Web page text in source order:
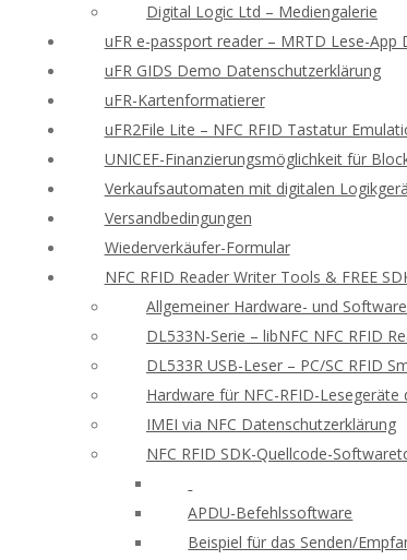
Digital Logic Ltd – Mediengalerie
uFR e-passport reader – MRTD Lese-App
uFR GIDS Demo Datenschutzerklärung
uFR-Kartenformatierer
uFR2File Lite – NFC RFID Tastatur
UNICEF-Finanzierungsmöglichkeit für
Verkaufsautomaten mit digitalen
Versandbedingungen
Wiederverkäufer-Formular
NFC RFID Reader Writer Tools & FREE
Allgemeiner Hardware- und
DL533N-Serie – libNFC NFC RFID
DL533R USB-Leser – PC/SC RFID
Hardware für NFC-RFID-Lesegeräte
IMEI via NFC Datenschutzerklärung
NFC RFID SDK-Quellcode-
APDU-Befehlssoftware
Beispiel für das Senden/